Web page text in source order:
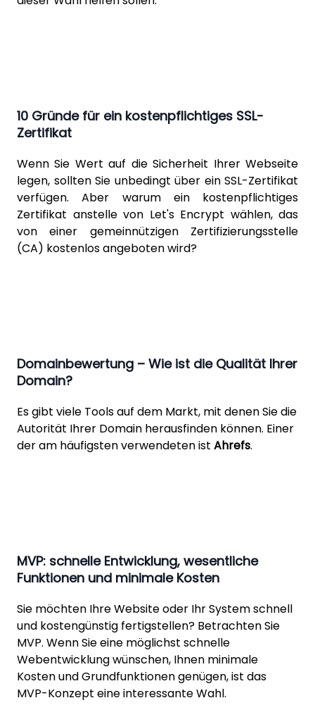
10 Gründe für ein kostenpflichtiges SSL-
Zertifikat
Wenn Sie Wert auf die Sicherheit Ihrer Webseite
legen, sollten Sie unbedingt über ein SSL-Zertifikat
verfügen. Aber warum ein kostenpflichtiges
Zertifikat anstelle von Let's Encrypt wählen, das
von einer gemeinnützigen Zertifizierungsstelle
(CA) kostenlos angeboten wird?
Domainbewertung – Wie ist die Qualität Ihrer
Domain?
Es gibt viele Tools auf dem Markt, mit denen Sie die
Autorität Ihrer Domain herausfinden können. Einer
der am häufigsten verwendeten ist Ahrefs.
MVP: schnelle Entwicklung, wesentliche
Funktionen und minimale Kosten
Sie möchten Ihre Website oder Ihr System schnell
und kostengünstig fertigstellen? Betrachten Sie
MVP. Wenn Sie eine möglichst schnelle
Webentwicklung wünschen, Ihnen minimale
Kosten und Grundfunktionen genügen, ist das
MVP-Konzept eine interessante Wahl.